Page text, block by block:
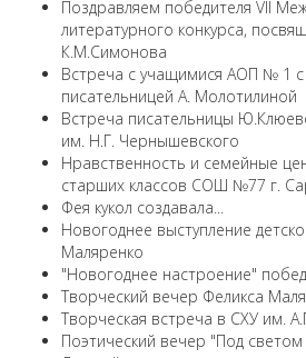
Поздравляем победителя VII
литературного конкурса,
К.М.Симонова
Встреча с учащимися АОП № 1 с
писательницей А. Молотилиной
Встреча писательницы
им. Н.Г. Чернышевского
Нравственность и семейные
старших классов СОШ №77 г.
Фея кукол создавала...
Новогоднее выступление
Маляренко
"Новогоднее настроение"
Творческий вечер Феликса
Творческая встреча в СХУ им.
Поэтический вечер "Под